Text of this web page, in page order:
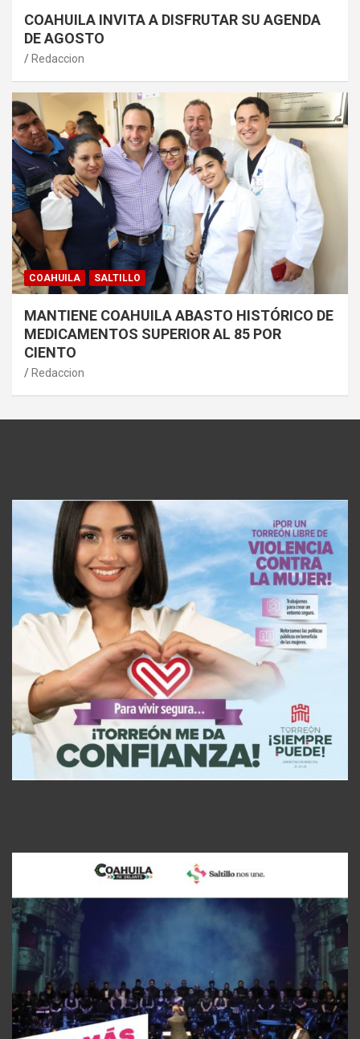
COAHUILA INVITA A DISFRUTAR SU AGENDA
DE AGOSTO
Redaccion
COAHUILA SALTILLO
MANTIENE COAHUILA ABASTO HISTÓRICO DE
MEDICAMENTOS SUPERIOR AL 85 POR
CIENTO
Redaccion